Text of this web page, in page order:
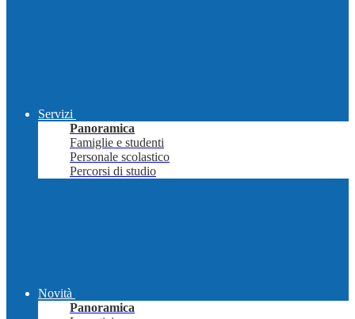
Servizi
Panoramica
Famiglie e studenti
Personale scolastico
Percorsi di studio
Novità
Panoramica